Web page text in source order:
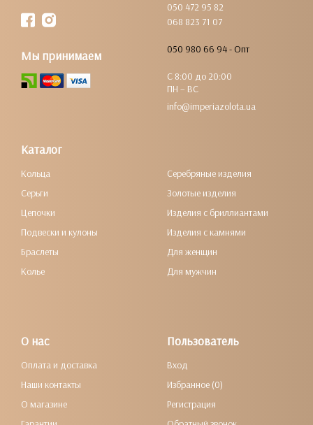
050 472 95 82
068 823 71 07
050 980 66 94 - Опт
С 8:00 до 20:00
ПН – ВС
info@imperiazolota.ua
Мы принимаем
Каталог
Кольца
Серьги
Цепочки
Подвески и кулоны
Браслеты
Колье
Серебряные изделия
Золотые изделия
Изделия с бриллиантами
Изделия с камнями
Для женщин
Для мужчин
О нас
Оплата и доставка
Наши контакты
О магазине
Пользователь
Вход
Избранное (0)
Регистрация